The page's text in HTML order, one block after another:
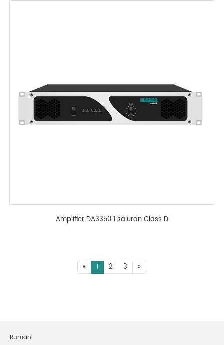
Amplifier DA3350 1 saluran Class D
« 1 2 3 »
Rumah